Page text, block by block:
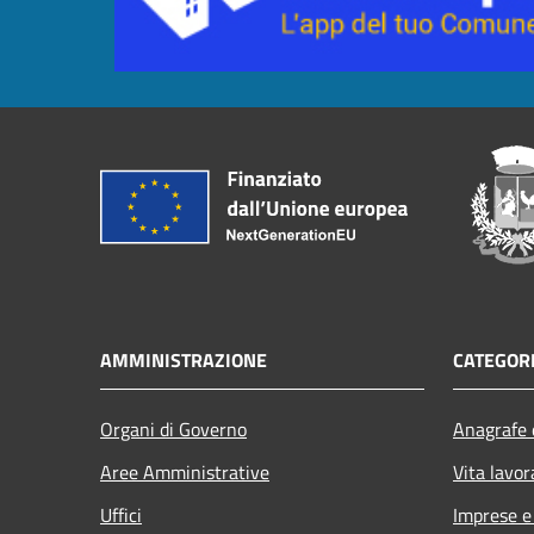
AMMINISTRAZIONE
Organi di Governo
Aree Amministrative
Uffici
Vita
Imprese